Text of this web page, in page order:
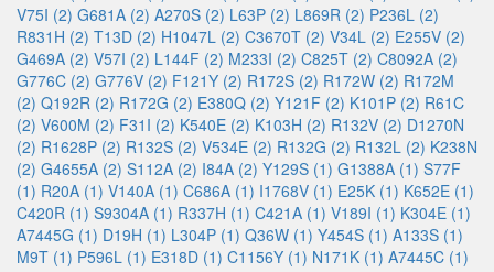
V75I (2) G681A (2) A270S (2) L63P (2) L869R (2) P236L (2)
R831H (2) T13D (2) H1047L (2) C3670T (2) V34L (2) E255V (2)
G469A (2) V57I (2) L144F (2) M233I (2) C825T (2) C8092A (2)
G776C (2) G776V (2) F121Y (2) R172S (2) R172W (2) R172M
(2) Q192R (2) R172G (2) E380Q (2) Y121F (2) K101P (2) R61C
(2) V600M (2) F31I (2) K540E (2) K103H (2) R132V (2) D1270N
(2) R1628P (2) R132S (2) V534E (2) R132G (2) R132L (2) K238N
(2) G4655A (2) S112A (2) I84A (2) Y129S (1) G1388A (1) S77F
(1) R20A (1) V140A (1) C686A (1) I1768V (1) E25K (1) K652E (1)
C420R (1) S9304A (1) R337H (1) C421A (1) V189I (1) K304E (1)
A7445G (1) D19H (1) L304P (1) Q36W (1) Y454S (1) A133S (1)
M9T (1) P596L (1) E318D (1) C1156Y (1) N171K (1) A7445C (1)